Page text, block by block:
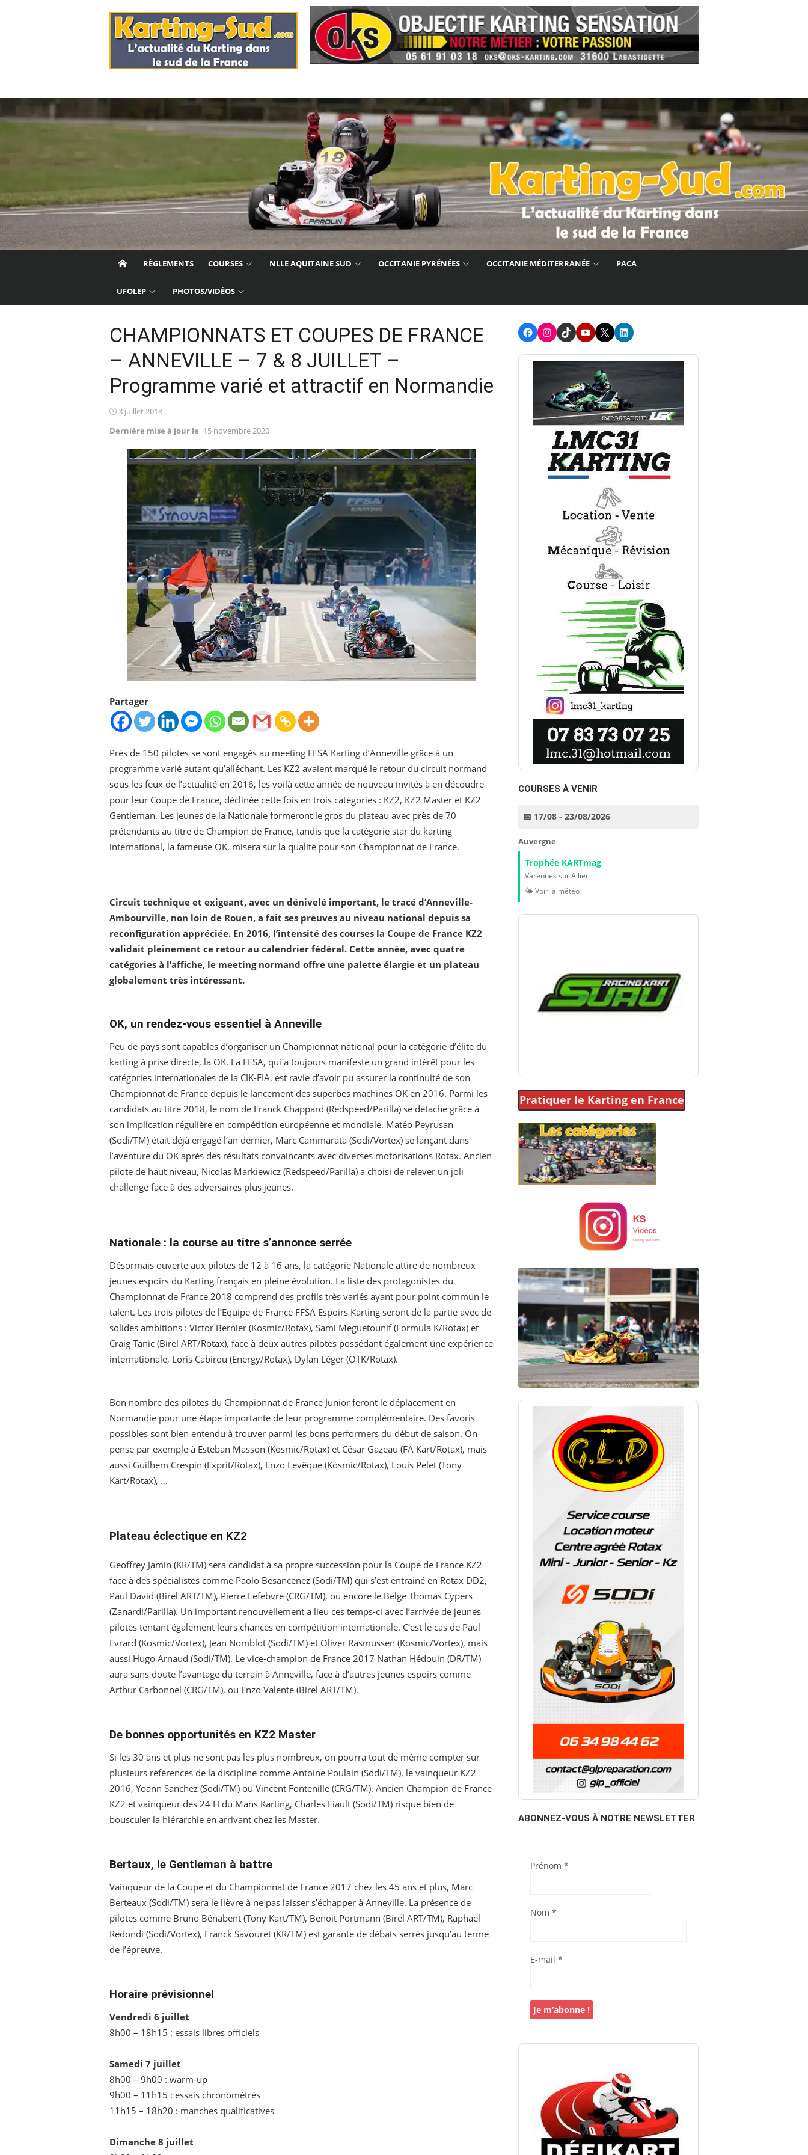
RÈGLEMENTS COURSES NLLE AQUITAINE SUD OCCITANIE PYRÉNÉES OCCITANIE MÉDITERRANÉE PACA
UFOLEP PHOTOS/VIDÉOS
CHAMPIONNATS ET COUPES DE FRANCE
– ANNEVILLE – 7 & 8 JUILLET –
Programme varié et attractif en Normandie
Posted
3 juillet 2018
Dernière mise à jour le 15 novembre 2020
Partager
Près de 150 pilotes se sont engagés au meeting FFSA Karting d’Anneville grâce à un
programme varié autant qu’alléchant. Les KZ2 avaient marqué le retour du circuit normand
sous les feux de l’actualité en 2016, les voilà cette année de nouveau invités à en découdre
pour leur Coupe de France, déclinée cette fois en trois catégories : KZ2, KZ2 Master et KZ2
Gentleman. Les jeunes de la Nationale formeront le gros du plateau avec près de 70
prétendants au titre de Champion de France, tandis que la catégorie star du karting
international, la fameuse OK, misera sur la qualité pour son Championnat de France.
Circuit technique et exigeant, avec un dénivelé important, le tracé d’Anneville-
Ambourville, non loin de Rouen, a fait ses preuves au niveau national depuis sa
reconfiguration appréciée. En 2016, l’intensité des courses la Coupe de France KZ2
validait pleinement ce retour au calendrier fédéral. Cette année, avec quatre
catégories à l’affiche, le meeting normand offre une palette élargie et un plateau
globalement très intéressant.
OK, un rendez-vous essentiel à Anneville
Peu de pays sont capables d’organiser un Championnat national pour la catégorie d’élite du
karting à prise directe, la OK. La FFSA, qui a toujours manifesté un grand intérêt pour les
catégories internationales de la CIK-FIA, est ravie d’avoir pu assurer la continuité de son
Championnat de France depuis le lancement des superbes machines OK en 2016. Parmi les
candidats au titre 2018, le nom de Franck Chappard (Redspeed/Parilla) se détache grâce à
son implication régulière en compétition européenne et mondiale. Matéo Peyrusan
(Sodi/TM) était déjà engagé l’an dernier, Marc Cammarata (Sodi/Vortex) se lançant dans
l’aventure du OK après des résultats convaincants avec diverses motorisations Rotax. Ancien
pilote de haut niveau, Nicolas Markiewicz (Redspeed/Parilla) a choisi de relever un joli
challenge face à des adversaires plus jeunes.
Nationale : la course au titre s’annonce serrée
Désormais ouverte aux pilotes de 12 à 16 ans, la catégorie Nationale attire de nombreux
jeunes espoirs du Karting français en pleine évolution. La liste des protagonistes du
Championnat de France 2018 comprend des profils très variés ayant pour point commun le
talent. Les trois pilotes de l’Equipe de France FFSA Espoirs Karting seront de la partie avec de
solides ambitions : Victor Bernier (Kosmic/Rotax), Sami Meguetounif (Formula K/Rotax) et
Craig Tanic (Birel ART/Rotax), face à deux autres pilotes possédant également une expérience
internationale, Loris Cabirou (Energy/Rotax), Dylan Léger (OTK/Rotax).
Bon nombre des pilotes du Championnat de France Junior feront le déplacement en
Normandie pour une étape importante de leur programme complémentaire. Des favoris
possibles sont bien entendu à trouver parmi les bons performers du début de saison. On
pense par exemple à Esteban Masson (Kosmic/Rotax) et César Gazeau (FA Kart/Rotax), mais
aussi Guilhem Crespin (Exprit/Rotax), Enzo Levêque (Kosmic/Rotax), Louis Pelet (Tony
Kart/Rotax), …
Plateau éclectique en KZ2
Geoffrey Jamin (KR/TM) sera candidat à sa propre succession pour la Coupe de France KZ2
face à des spécialistes comme Paolo Besancenez (Sodi/TM) qui s’est entrainé en Rotax DD2,
Paul David (Birel ART/TM), Pierre Lefebvre (CRG/TM), ou encore le Belge Thomas Cypers
(Zanardi/Parilla). Un important renouvellement a lieu ces temps-ci avec l’arrivée de jeunes
pilotes tentant également leurs chances en compétition internationale. C’est le cas de Paul
Evrard (Kosmic/Vortex), Jean Nomblot (Sodi/TM) et Oliver Rasmussen (Kosmic/Vortex), mais
aussi Hugo Arnaud (Sodi/TM). Le vice-champion de France 2017 Nathan Hédouin (DR/TM)
aura sans doute l’avantage du terrain à Anneville, face à d’autres jeunes espoirs comme
Arthur Carbonnel (CRG/TM), ou Enzo Valente (Birel ART/TM).
De bonnes opportunités en KZ2 Master
Si les 30 ans et plus ne sont pas les plus nombreux, on pourra tout de même compter sur
plusieurs références de la discipline comme Antoine Poulain (Sodi/TM), le vainqueur KZ2
2016, Yoann Sanchez (Sodi/TM) ou Vincent Fontenille (CRG/TM). Ancien Champion de France
KZ2 et vainqueur des 24 H du Mans Karting, Charles Fiault (Sodi/TM) risque bien de
bousculer la hiérarchie en arrivant chez les Master.
Bertaux, le Gentleman à battre
Vainqueur de la Coupe et du Championnat de France 2017 chez les 45 ans et plus, Marc
Berteaux (Sodi/TM) sera le lièvre à ne pas laisser s’échapper à Anneville. La présence de
pilotes comme Bruno Bénabent (Tony Kart/TM), Benoit Portmann (Birel ART/TM), Raphaël
Redondi (Sodi/Vortex), Franck Savouret (KR/TM) est garante de débats serrés jusqu’au terme
de l’épreuve.
Horaire prévisionnel
Vendredi 6 juillet
8h00 – 18h15 : essais libres officiels
Samedi 7 juillet
8h00 – 9h00 : warm-up
9h00 – 11h15 : essais chronométrés
11h15 – 18h20 : manches qualificatives
Dimanche 8 juillet
FacebookInstagram
TikTokYoutube
X LinkedIn
COURSES À VENIR
📅 17/08 - 23/08/2026
Auvergne
Trophée KARTmag
Varennes sur Allier
🌤️ Voir la météo
Pratiquer le Karting en France
ABONNEZ-VOUS À NOTRE NEWSLETTER
Prénom *
Nom *
E-mail *